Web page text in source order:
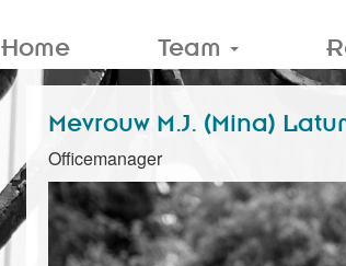
Home Team
Mevrouw M.J. (Mina)
Officemanager